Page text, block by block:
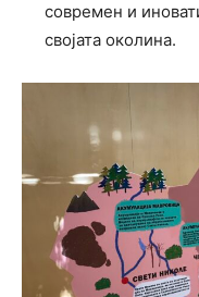
современ и
својата околина.